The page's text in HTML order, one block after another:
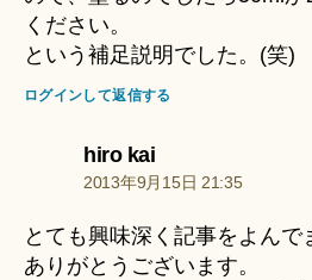
ください。
という補足説明でした。(笑)
ログインして返信する
hiro kaiの
発
2013年9月15日 21:35
とても興味深く記事をよんで
ありがとうございます。